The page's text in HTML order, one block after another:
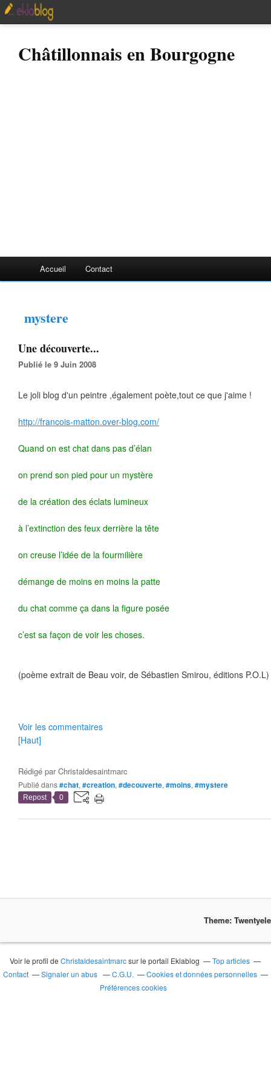
Châtillonnais en Bourgogne
Accueil Contact
mystere
Une découverte...
Publié le 9 Juin 2008
Le joli blog d'un peintre ,également poète,tout ce que j'aime !
http://francois-matton.over-blog.com/
Quand on est chat dans pas d’élan
on prend son pied pour un mystère
de la création des éclats lumineux
à l’extinction des feux derrière la tête
on creuse l’idée de la fourmilière
démange de moins en moins la patte
du chat comme ça dans la figure posée
c’est sa façon de voir les choses.
(poème extrait de Beau voir, de Sébastien Smirou, éditions P.O.L)
Voir les commentaires
[Haut]
Rédigé parChristaldesaintmarc
Publié dans#chat, #creation, #decouverte, #moins, #mystere
Repost 0
Theme:
Voir le profil deChristaldesaintmarcsur le portail Eklablog
Top articles
Contact
Signaler un abus C.G.U.
Cookies et données personnelles
Préférences cookies